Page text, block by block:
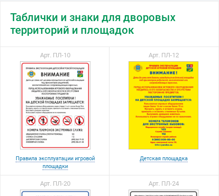
Таблички и знаки для дворовых
территорий и площадок
Арт. ПЛ-10
Правила эксплуатации игровой
площадки
Арт. ПЛ-12
Детская площадка
Арт. ПЛ-20 Арт. ПЛ-24